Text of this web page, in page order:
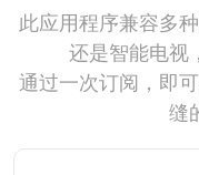
此应用程序兼容多
还是智能电视
通过一次订阅，即
缝